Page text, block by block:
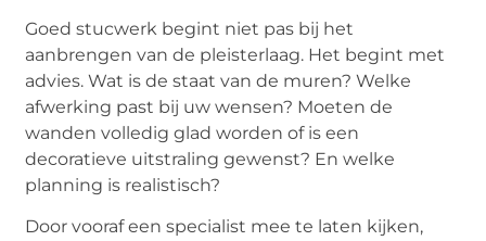
Goed stucwerk begint niet pas bij het
aanbrengen van de pleisterlaag. Het begint met
advies. Wat is de staat van de muren? Welke
afwerking past bij uw wensen? Moeten de
wanden volledig glad worden of is een
decoratieve uitstraling gewenst? En welke
planning is realistisch?
Door vooraf een specialist mee te laten kijken,